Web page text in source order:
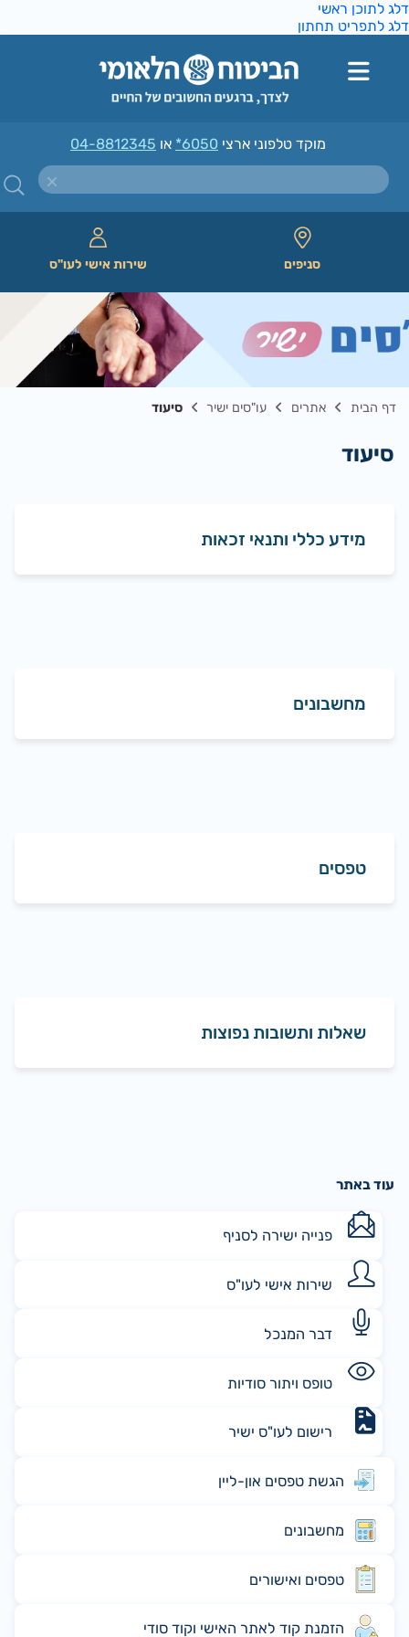
לתוכן ראשי
לתפריט תחתון
מוקד טלפוני ארצי*6050או04-8812345
סניפים שירות אישי לעו"ס
דף הבית אתרים עו"סים ישיר סיעוד
סיעוד
מידע כללי ותנאי זכאות
מחשבונים
טפסים
שאלות ותשובות נפוצות
עוד באתר
פנייה ישירה לסניף
שירות אישי לעו"ס
דבר המנכל
טופס ויתור סודיות
רישום לעו"ס ישיר
הגשת טפסים און-ליין
מחשבונים
טפסים ואישורים
הזמנת קוד לאתר האישי וקוד סודי